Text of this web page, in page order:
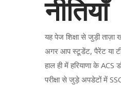
नीतियाँ
यह पेज शिक्षा से जुड़ी
अगर आप स्टूडेंट, पैरेंट या टीचर
हाल ही में हरियाणा के
परीक्षा से जुड़े अपडेटों में